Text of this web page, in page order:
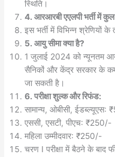
स्थिति।
4. आरआरबी एएलपी भर्ती में
इस भर्ती में विभिन्न
5. आयु सीमा क्या है?
1 जुलाई 2024 को न्यूनतम
सैनिकों और केंद्र सरकार के
जा सकती है।
6. परीक्षा शुल्क और रिफंड:
सामान्य, ओबीसी, ईडब्ल्यूएस:
एससी, एसटी, पीएच: ₹250/-
महिला उम्मीदवार: ₹250/-
चरण I परीक्षा में बैठने के बाद